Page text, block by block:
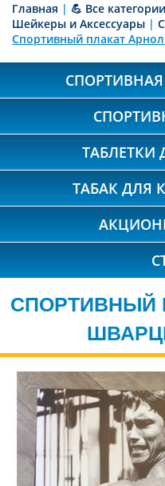
Главная | 💪 Все категории
Шейкеры и Аксессуары |
Спортивный плакат
ТАБЛЕТКИ
ТАБАК ДЛЯ
СПОРТИВНЫЙ